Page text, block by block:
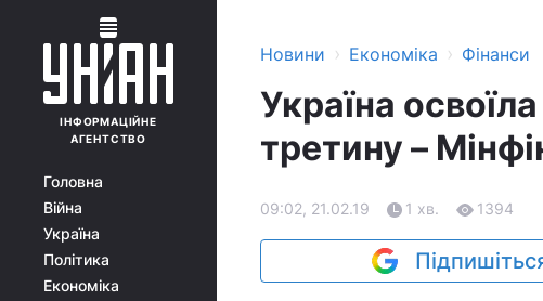
ІНФОРМАЦІЙНЕ
АГЕНТСТВО
Головна
Війна
Україна
Політика
Економіка
Новини › Економіка › Фінанси
Україна
третину –
09:02, 21.02.19 1 хв. 1394